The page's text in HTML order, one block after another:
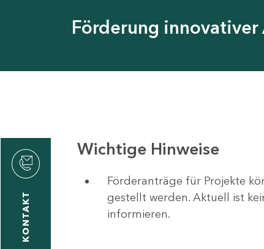
Förderung
KONTAKT
Wichtige Hinweise
Förderanträge für Projekte
gestellt werden. Aktuell ist
informieren.